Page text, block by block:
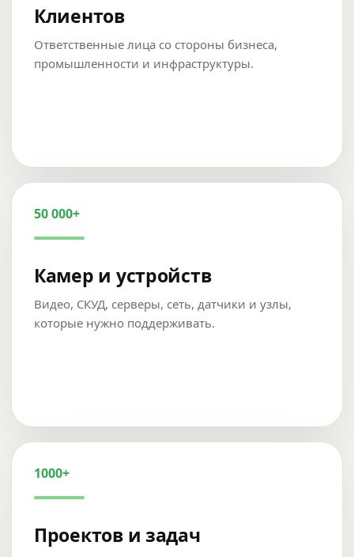
Клиентов
Ответственные лица со стороны бизнеса,
промышленности и инфраструктуры.
50 000+
Камер и устройств
Видео, СКУД, серверы, сеть, датчики и узлы,
которые нужно поддерживать.
1000+
Проектов и задач